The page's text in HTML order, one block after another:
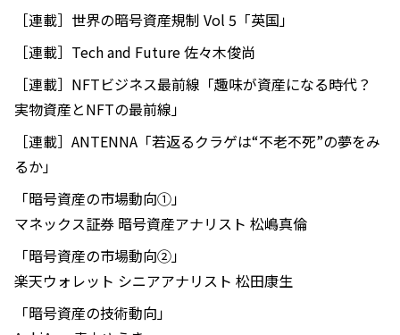
［連載］世界の暗号資産規制 Vol 5「英国」
［連載］Tech and Future 佐々木俊尚
［連載］NFTビジネス最前線「趣味が資産になる時代？
実物資産とNFTの最前線」
［連載］ANTENNA「若返るクラゲは“不老不死”の夢をみ
るか」
「暗号資産の市場動向①」
マネックス証券 暗号資産アナリスト 松嶋真倫
「暗号資産の市場動向②」
楽天ウォレット シニアアナリスト 松田康生
「暗号資産の技術動向」